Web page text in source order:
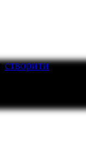
створити